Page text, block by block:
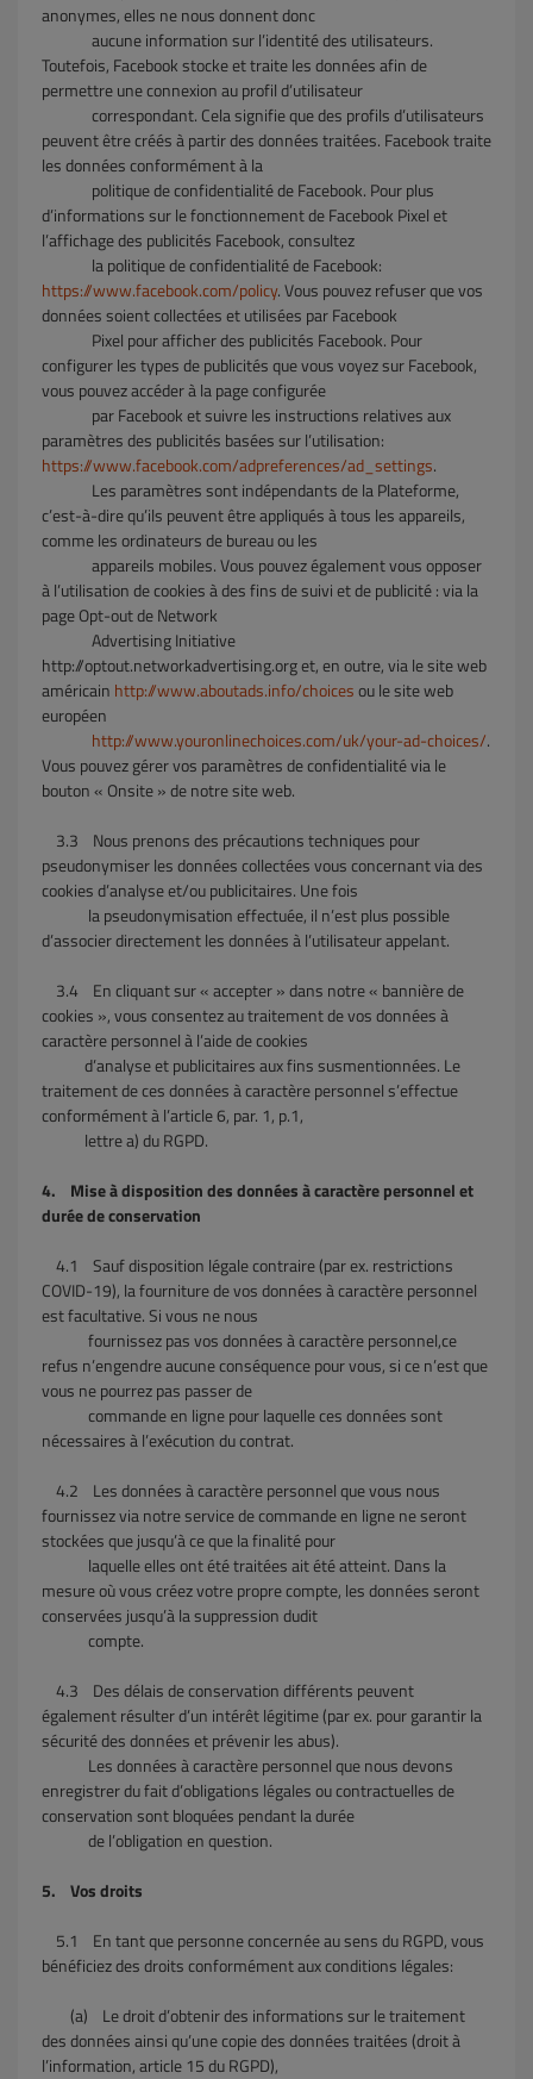
anonymes, elles ne nous donnent donc
aucune information sur l’identité des utilisateurs.
Toutefois, Facebook stocke et traite les données afin de
permettre une connexion au profil d’utilisateur
correspondant. Cela signifie que des profils d’utilisateurs
peuvent être créés à partir des données traitées. Facebook traite
les données conformément à la
politique de confidentialité de Facebook. Pour plus
d’informations sur le fonctionnement de Facebook Pixel et
l’affichage des publicités Facebook, consultez
la politique de confidentialité de Facebook:
https://www.facebook.com/policy. Vous pouvez refuser que vos
données soient collectées et utilisées par Facebook
Pixel pour afficher des publicités Facebook. Pour
configurer les types de publicités que vous voyez sur Facebook,
vous pouvez accéder à la page configurée
par Facebook et suivre les instructions relatives aux
paramètres des publicités basées sur l’utilisation:
https://www.facebook.com/adpreferences/ad_settings.
Les paramètres sont indépendants de la Plateforme,
c’est-à-dire qu’ils peuvent être appliqués à tous les appareils,
comme les ordinateurs de bureau ou les
appareils mobiles. Vous pouvez également vous opposer
à l’utilisation de cookies à des fins de suivi et de publicité : via la
page Opt-out de Network
Advertising Initiative
http://optout.networkadvertising.org et, en outre, via le site web
américain http://www.aboutads.info/choicesou le site web
européen
http://www.youronlinechoices.com/uk/your-ad-choices/.
Vous pouvez gérer vos paramètres de confidentialité via le
bouton « Onsite » de notre site web.
3.3
Nous prenons des précautions techniques pour
pseudonymiser les données collectées vous concernant via des
cookies d’analyse et/ou publicitaires. Une fois
lapseudonymisation effectuée, il n’est plus possible
d’associer directement les données à l’utilisateur appelant.
3.4
En cliquant sur « accepter » dans notre « bannière de
cookies », vous consentez au traitement de vos données à
caractère personnel à l’aide de cookies
d’analyse et publicitaires aux fins susmentionnées. Le
traitement de ces données à caractère personnel s’effectue
conformément à l’article 6, par. 1, p.1,
lettre a) du RGPD.
4. Mise à disposition des données à caractère personnel et
durée de conservation
4.1
Sauf disposition légale contraire (par ex. restrictions
COVID-19), la fourniture de vos données à caractère personnel
est facultative. Si vous ne nous
fournissez pas vos données à caractère personnel,ce
refus n’engendre aucune conséquence pour vous, si ce n’est que
vous ne pourrez pas passer de
commandeen ligne pour laquelle ces données sont
nécessaires à l’exécution du contrat.
4.2
Les données à caractère personnel que vous nous
fournissez via notre service de commande en ligne ne seront
stockées que jusqu’à ce que la finalité pour
laquelle elles ont été traitées ait été atteint. Dans la
mesure où vous créez votre propre compte, les données seront
conservées jusqu’à la suppression dudit
compte.
4.3
Des délais de conservation différents peuvent
également résulter d’un intérêt légitime (par ex. pour garantir la
sécurité des données et prévenir les abus).
Les données à caractère personnel que nous devons
enregistrer du fait d’obligations légales ou contractuelles de
conservation sont bloquées pendant la durée
de l’obligation en question.
5. Vos droits
5.1
En tant que personne concernée au sens du RGPD, vous
bénéficiez des droits conformément aux conditions légales:
(a) Le droit d’obtenir des informations sur le traitement
des données ainsi qu’une copie des données traitées (droit à
l’information, article 15 du RGPD),